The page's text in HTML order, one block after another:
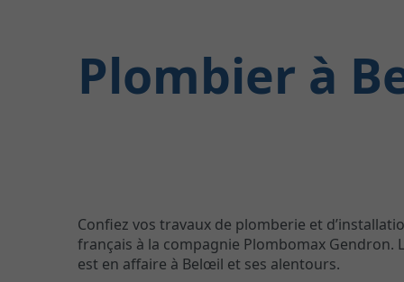
Plombier à
Confiez vos travaux de plomberie et
français à la compagnie Plombomax Gendron.
est en affaire à Belœil et ses alentours.